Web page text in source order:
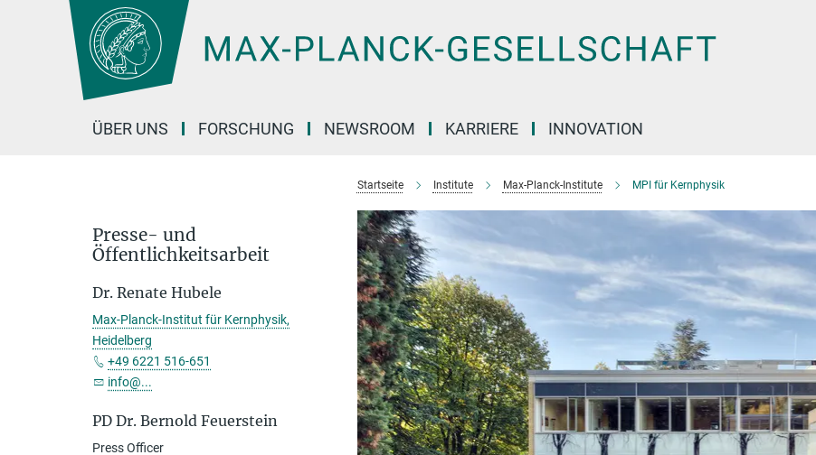
Hauptinhalt
ÜBER UNS FORSCHUNG NEWSROOM KARRIERE INNOVATION
Startseite Institute Max-Planck-Institute MPI für Kernphysik
Presse- und
Öffentlichkeitsarbeit
Dr. Renate Hubele
Max-Planck-Institut für Kernphysik,
Heidelberg
+49 6221 516-651
info@...
PD Dr. Bernold Feuerstein
Press Officer